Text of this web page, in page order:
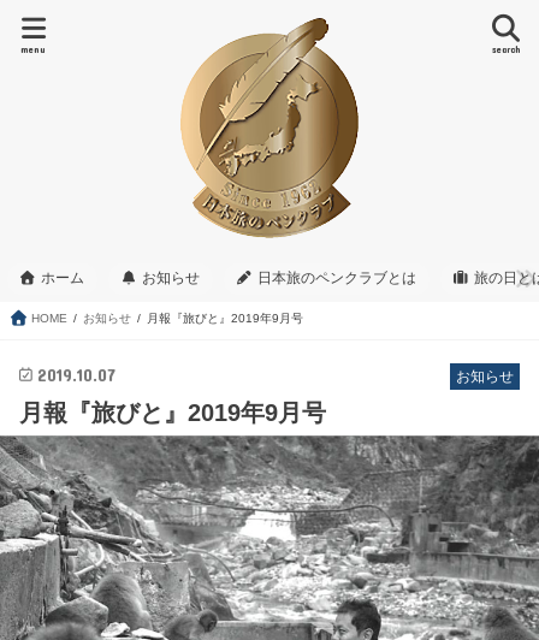
search
menu
ホーム お知らせ 日本旅のペンクラブとは 旅の日と
HOME お知らせ 月報『旅びと』2019年9月号
お知らせ
2019.10.07
月報『旅びと』2019年9月号